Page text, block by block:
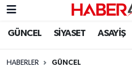
GÜNCEL SİYASET ASAYİŞ
HABERLER GÜNCEL
GÜNCEL
SİYASET
Nöbetçi Eczaneler
Hava Durumu